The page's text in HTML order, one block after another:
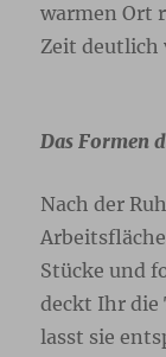
warmen Ort
Zeit deutlich
Das Formen
Nach der
Stücke und
deckt Ihr die
lasst sie